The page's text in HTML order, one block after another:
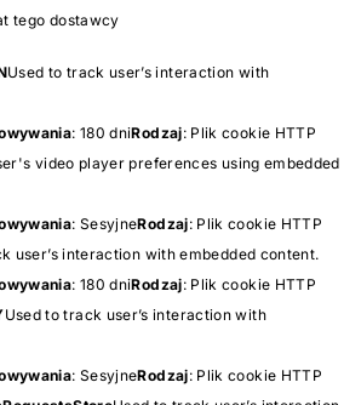
tego dostawcy
Used to track user’s interaction with
: 180 dniRodzaj: Plik cookie HTTP
video player preferences using embedded
: SesyjneRodzaj: Plik cookie HTTP
user’s interaction with embedded content.
: 180 dniRodzaj: Plik cookie HTTP
Used to track user’s interaction with
: SesyjneRodzaj: Plik cookie HTTP